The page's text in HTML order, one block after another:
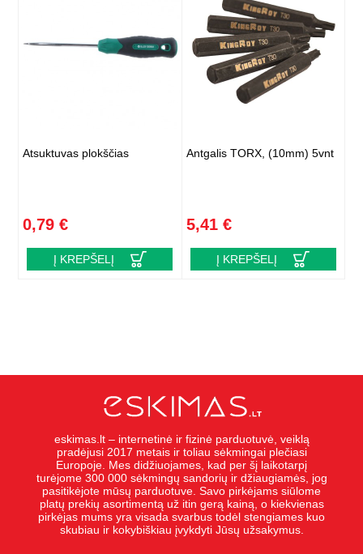
Atsuktuvas plokščias
0,79 €
Į KREPŠELĮ
Antgalis TORX, (10mm) 5vnt
5,41 €
Į KREPŠELĮ
eskimas.lt – internetinė ir fizinė parduotuvė, veiklą
pradėjusi 2017 metais ir toliau sėkmingai plečiasi
Europoje. Mes didžiuojames, kad per šį laikotarpį
turėjome 300 000 sėkmingų sandorių ir džiaugiamės, jog
pasitikėjote mūsų parduotuve. Savo pirkėjams siūlome
platų prekių asortimentą už itin gerą kainą, o kiekvienas
pirkėjas mums yra visada svarbus todėl stengiames kuo
skubiau ir kokybiškiau įvykdyti Jūsų užsakymus.